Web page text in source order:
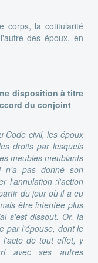
corps, la cotitularité
des époux, en
disposition à titre
du conjoint
Code civil, les époux
droits par lesquels
meubles meublants
n'a pas donné son
l'annulation :l'action
du jour où il a eu
être intenfée plus
s'est dissout. Or, la
par l'épouse, dont le
l'acte de tout effet, y
avec ses autres